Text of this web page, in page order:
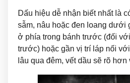
Dấu hiệu dễ nhận biết nhất là
sẫm, nâu hoặc đen loang dưới
ở phía trong bánh trước (đối
trước) hoặc gần vị trí láp nối
lâu qua đêm, vết dầu sẽ rõ hơn